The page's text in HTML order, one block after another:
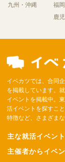
九州・沖縄 福
鹿
イベカツでは、合同
を掲載しています。
イベントを掲載中。
活イベントを探すこ
特徴など、さまざま
主な就活イベント
主催者からイベ